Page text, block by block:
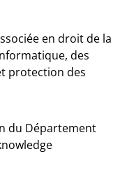
en droit de la
des
protection des
du Département